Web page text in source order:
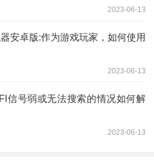
2023-06-13
安卓版:作为游戏玩家，如何使用
2023-06-13
信号弱或无法搜索的情况如何解
2023-06-13